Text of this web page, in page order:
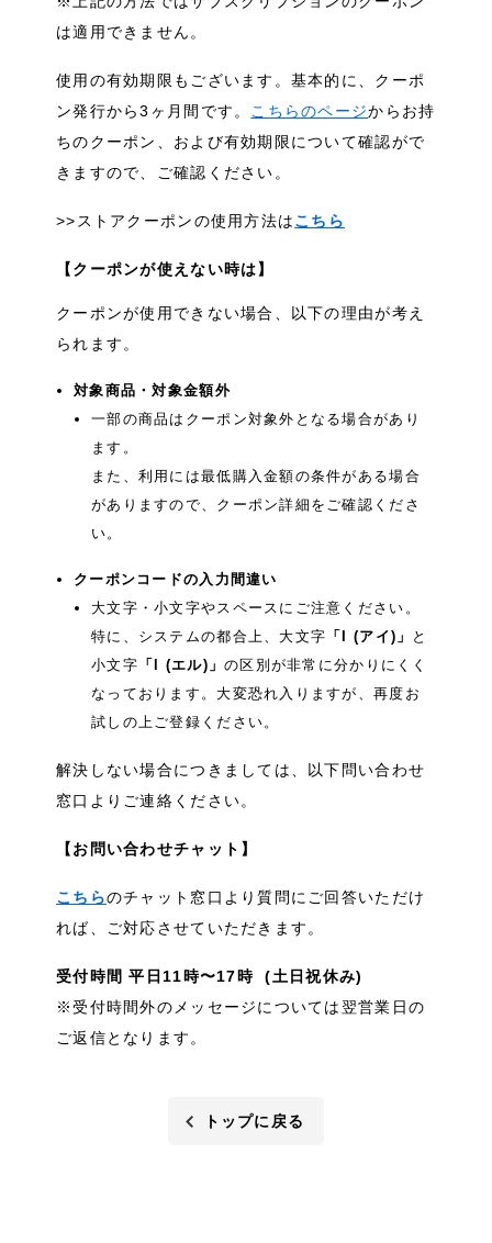
は適用できません。
使用の有効期限もございます。基本的に、クーポ
ン発行から3ヶ月間です。
こちらのページからお持
ちのクーポン、および有効期限について確認がで
きますので、ご確認ください。
>>ストアクーポンの使用方法はこちら
【クーポンが使えない時は】
クーポンが使用できない場合、以下の理由が考え
られます。
対象商品・対象金額外
一部の商品はクーポン対象外となる場合があり
ます。
また、利用には最低購入金額の条件がある場合
がありますので、クーポン詳細をご確認くださ
い。
クーポンコードの入力間違い
大文字・小文字やスペースにご注意ください。
特に、システムの都合上、大文字 「I (アイ)」
と
小文字 「l (エル)」の区別が非常に分かりにくく
なっております。大変恐れ入りますが、再度お
試しの上ご登録ください。
解決しない場合につきましては、以下問い合わせ
窓口よりご連絡ください。
【お問い合わせチャット】
こちらのチャット窓口より質問にご回答いただけ
れば、ご対応させていただきます。
受付時間 平日11時〜17時 (土日祝休み)
※受付時間外のメッセージについては翌営業日の
ご返信となります。
トップに戻る